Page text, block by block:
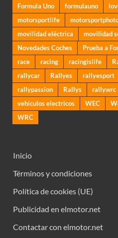
Formula Uno
formulauno
motorsportlife
movilidad eléctrica
movilidad
Novedades Coches
Prueba a
race
racing racingislife
rallycar
Rallyes rallyesport
rallypassion
Rallys rallywrc
vehiculos electricos
WEC
WRC
Inicio
Términos y condiciones
Política de cookies (UE)
Publicidad en elmotor.net
Contactar con elmotor.net